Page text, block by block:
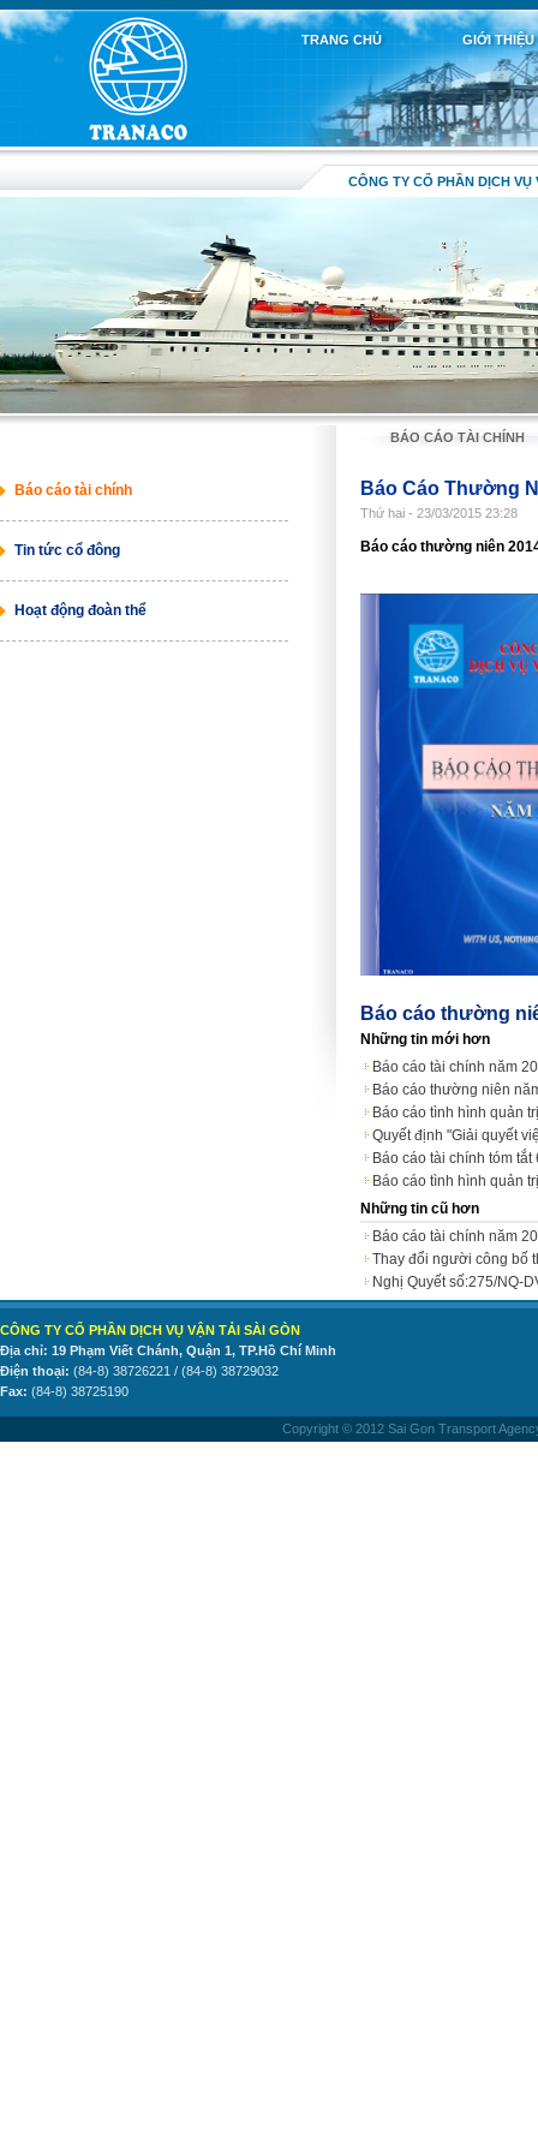
GIỚI THIỆU
TRANG CHỦ
CÔNG TY CỔ PHẦN DỊCH VỤ
Báo cáo tài chính
Tin tức cổ đông
Hoạt động đoàn thể
BÁO CÁO TÀI CHÍNH
Báo Cáo Thường
Thứ hai - 23/03/2015 23:28
Báo cáo thường niên
Báo cáo thường
Những tin mới hơn
Báo cáo tài chính năm
Báo cáo thường niên
Báo cáo tình hình quản
Quyết định "Giải quyết
Báo cáo tài chính tóm
Báo cáo tình hình quản
Những tin cũ hơn
Báo cáo tài chính năm
Thay đổi người công bố
Nghị Quyết số:275/NQ-
CÔNG TY CỔ PHẦN DỊCH VỤ VẬN TẢI SÀI GÒN
Địa chỉ: 19 Phạm Viết Chánh, Quận 1, TP.Hồ Chí Minh
Điện thoại: (84-8) 38726221 / (84-8) 38729032
Fax: (84-8) 38725190
Copyright © 2012 Sai Gon Transport